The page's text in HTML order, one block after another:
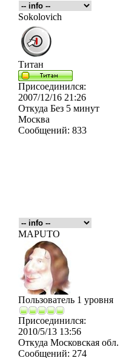
Sokolovich
Титан
Присоединился:
2007/12/16 21:26
Откуда Без 5 минут
Москва
Сообщений: 833
MAPUTO
Пользователь 1 уровня
Присоединился:
2010/5/13 13:56
Откуда Московская обл.
Сообщений: 274